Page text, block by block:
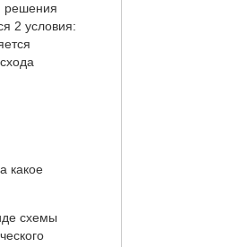
решения
2 условия:
какое
схемы